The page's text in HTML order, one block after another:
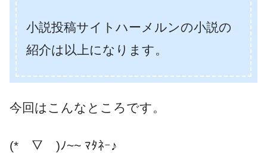
小説投稿サイトハーメルンの小説の
紹介は以上になります。
今回はこんなところです。
(*￣▽￣)ﾉ~~ ﾏﾀﾈｰ♪